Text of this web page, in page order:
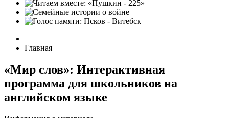
Главная
«Мир слов»: Интерактивная
программа для школьников на
английском языке